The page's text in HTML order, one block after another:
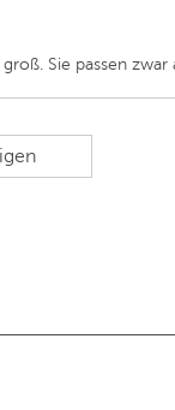
Sie passen